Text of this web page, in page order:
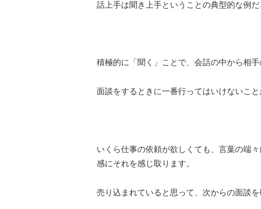
話上手は聞き上手ということの典型的な例だ
積極的に「聞く」ことで、会話の中から相
面談をするときに一番行ってはいけないこと
いくら仕事の依頼が欲しくても、言葉の端
感にそれを感じ取ります。
売り込まれていると思って、次からの面談